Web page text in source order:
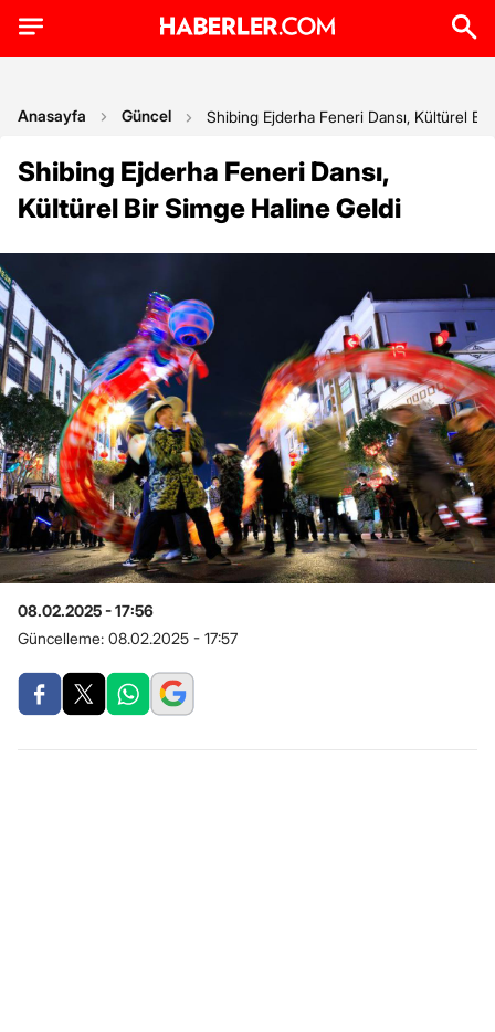
Anasayfa Güncel Shibing Ejderha Feneri Dansı, Kültürel
Shibing Ejderha Feneri Dansı,
Kültürel Bir Simge Haline Geldi
08.02.2025 - 17:56
Güncelleme: 08.02.2025 - 17:57